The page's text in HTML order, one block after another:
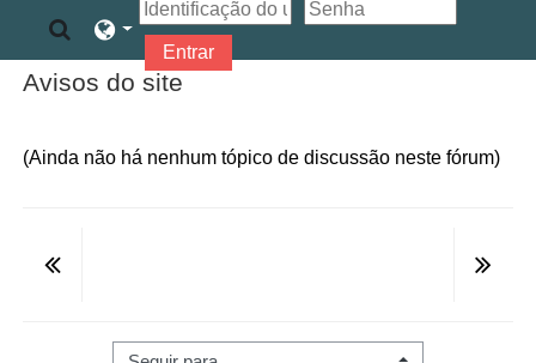
Ir para o conteúdo principal
Alternar entrada de pesquisa
Entrar
Avisos do site
(Ainda não há nenhum tópico de discussão neste fórum)
Seguir para...